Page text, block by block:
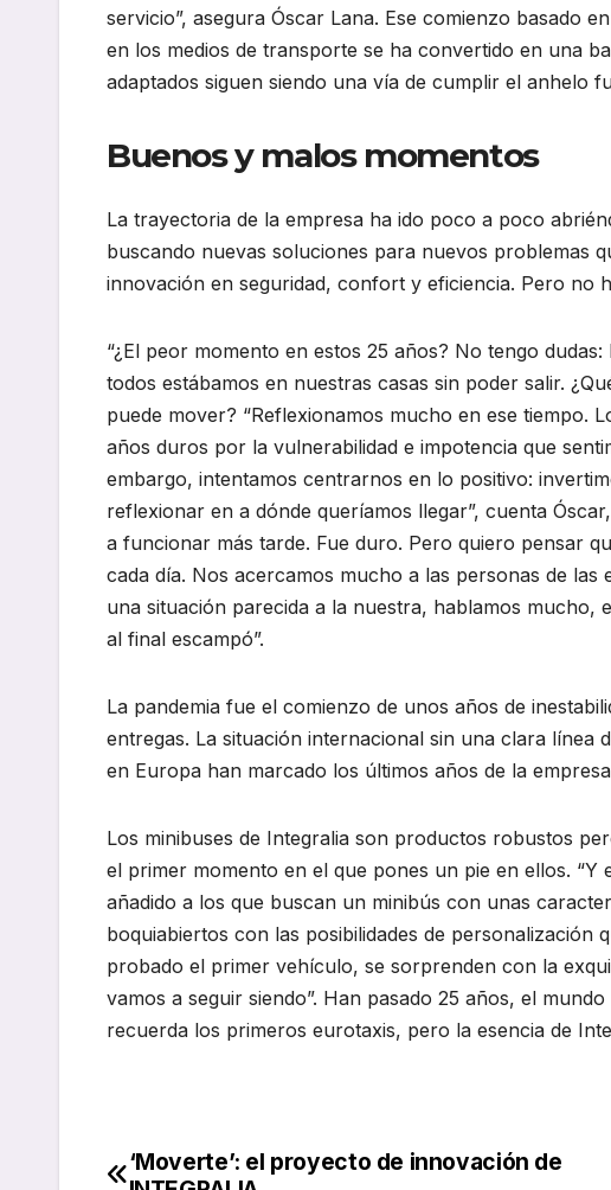
servicio”, asegura Óscar Lana. Ese comienzo basado
en los medios de transporte se ha convertido en una
adaptados siguen siendo una vía de cumplir el anhelo
Buenos y malos momentos
La trayectoria de la empresa ha ido poco a poco
buscando nuevas soluciones para nuevos problemas
innovación en seguridad, confort y eficiencia. Pero no
“¿El peor momento en estos 25 años? No tengo
todos estábamos en nuestras casas sin poder salir.
puede mover? “Reflexionamos mucho en ese tiempo.
años duros por la vulnerabilidad e impotencia que
embargo, intentamos centrarnos en lo positivo:
reflexionar en a dónde queríamos llegar”, cuenta
a funcionar más tarde. Fue duro. Pero quiero pensar
cada día. Nos acercamos mucho a las personas de
una situación parecida a la nuestra, hablamos
al final escampó”.
La pandemia fue el comienzo de unos años de
entregas. La situación internacional sin una clara
en Europa han marcado los últimos años de la
Los minibuses de Integralia son productos robustos
el primer momento en el que pones un pie en ellos.
añadido a los que buscan un minibús con unas
boquiabiertos con las posibilidades de
probado el primer vehículo, se sorprenden con la
vamos a seguir siendo”. Han pasado 25 años, el
recuerda los primeros eurotaxis, pero la esencia de
Navegación
‘Moverte’: el proyecto de innovación de